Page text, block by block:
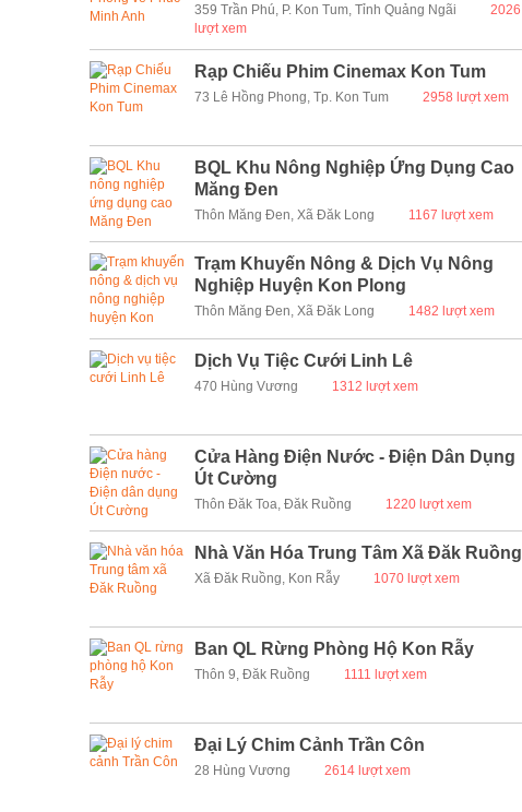
359 Trần Phú, P. Kon Tum, Tỉnh Quảng Ngãi
2026
lượt xem
Rạp Chiếu Phim Cinemax Kon Tum
73 Lê Hồng Phong, Tp. Kon Tum 2958 lượt xem
BQL Khu Nông Nghiệp Ứng Dụng Cao
Măng Đen
Thôn Măng Đen, Xã Đăk Long 1167 lượt xem
Trạm Khuyến Nông & Dịch Vụ Nông
Nghiệp Huyện Kon Plong
Thôn Măng Đen, Xã Đăk Long 1482 lượt xem
Dịch Vụ Tiệc Cưới Linh Lê
470 Hùng Vương 1312 lượt xem
Cửa Hàng Điện Nước - Điện Dân Dụng
Út Cường
Thôn Đăk Toa, Đăk Ruồng 1220 lượt xem
Nhà Văn Hóa Trung Tâm Xã Đăk Ruồng
Xã Đăk Ruồng, Kon Rẫy 1070 lượt xem
Ban QL Rừng Phòng Hộ Kon Rẫy
Thôn 9, Đăk Ruồng 1111 lượt xem
Đại Lý Chim Cảnh Trần Côn
28 Hùng Vương 2614 lượt xem